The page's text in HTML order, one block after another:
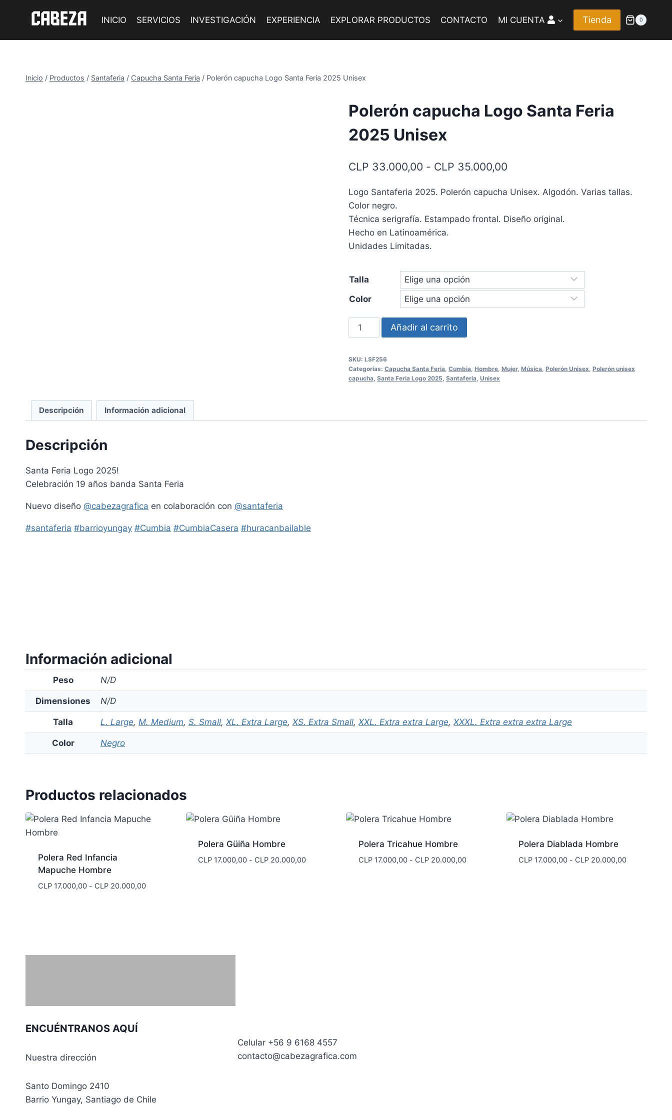
INICIO SERVICIOS INVESTIGACIÓN EXPERIENCIA EXPLORAR PRODUCTOS CONTACTO MI CUENTA Tienda 0
Inicio / Productos / Santaferia / Capucha Santa Feria / Polerón capucha Logo Santa Feria 2025 Unisex
Polerón capucha Logo Santa Feria
2025 Unisex
CLP 33.000,00 - CLP 35.000,00Rango
precios:
desde
CLP 35.000,00
Logo Santaferia 2025. Polerón capucha Unisex. Algodón. Varias tallas.
Color negro.
Técnica serigrafía. Estampado frontal. Diseño original.
Hecho en Latinoamérica.
Unidades Limitadas.
Talla
Color
Polerón
capucha
Santa
Feria
cantidad
Añadir al carrito
SKU: LSF256
Categorías: Capucha Santa Feria, Cumbia, Hombre, Mujer, Música, Polerón Unisex Polerón unisex
capucha, Santa Feria Logo 2025 Santaferia, Unisex
Descripción Información adicional
Descripción
Santa Feria Logo 2025!
Celebración 19 años banda Santa Feria
Nuevo diseño @cabezagrafica en colaboración con @santaferia
#santaferia #barrioyungay #Cumbia #CumbiaCasera #huracanbailable
Información adicional
Peso N/D
Dimensiones N/D
Talla L. Large, M. Medium, S. Small, XL. Extra Large, XS. Extra Small, XXL. Extra extra Large, XXXL. Extra extra extra Large
Color Negro
Productos relacionados
Polera Red Infancia
Mapuche Hombre
CLP17.000,00 - CLP20.000,00Rango
CLP 20.000,00
Polera Güiña Hombre
CLP 17.000,00 - CLP 20.000,00Rango
Polera Tricahue Hombre
CLP17.000,00 - CLP20.000,00Rango
Polera Diablada Hombre
CLP 17.000,00 - CLP 20.000,00Rango
ENCUÉNTRANOS AQUÍ
Nuestra dirección
Santo Domingo 2410
Barrio Yungay, Santiago de Chile
Celular +56 9 6168 4557
contacto@cabezagrafica.com